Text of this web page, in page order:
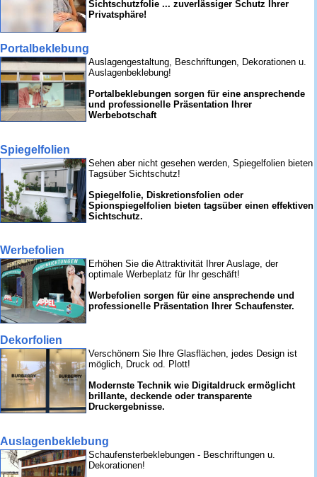
Sichtschutzfolie ... zuverlässiger Schutz Ihrer
Privatsphäre!
Portalbeklebung
Auslagengestaltung, Beschriftungen, Dekorationen u.
Auslagenbeklebung!
Portalbeklebungen sorgen für eine ansprechende
und professionelle Präsentation Ihrer
Werbebotschaft
Spiegelfolien
Sehen aber nicht gesehen werden, Spiegelfolien bieten
Tagsüber Sichtschutz!
Spiegelfolie, Diskretionsfolien oder
Spionspiegelfolien bieten tagsüber einen effektiven
Sichtschutz.
Werbefolien
Erhöhen Sie die Attraktivität Ihrer Auslage, der
optimale Werbeplatz für Ihr geschäft!
Werbefolien sorgen für eine ansprechende und
professionelle Präsentation Ihrer Schaufenster.
Dekorfolien
Verschönern Sie Ihre Glasflächen, jedes Design ist
möglich, Druck od. Plott!
Modernste Technik wie Digitaldruck ermöglicht
brillante, deckende oder transparente
Druckergebnisse.
Auslagenbeklebung
Schaufensterbeklebungen - Beschriftungen u.
Dekorationen!